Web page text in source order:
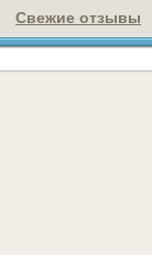
Свежие отзывы